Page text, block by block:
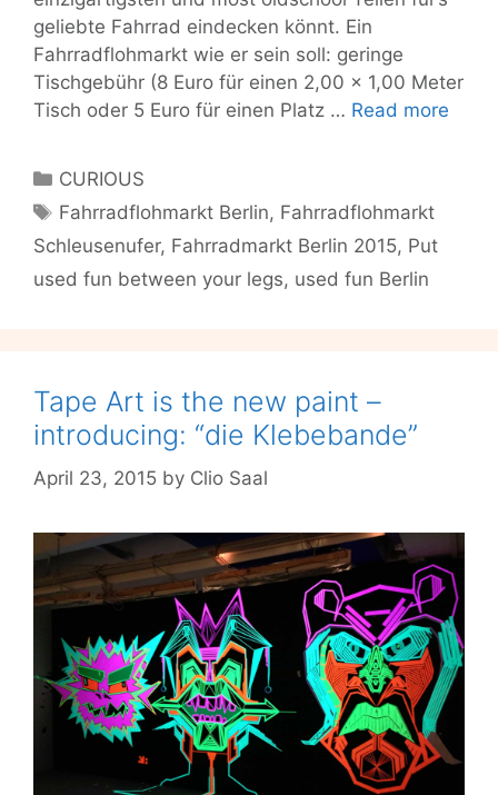
geliebte Fahrrad eindecken könnt. Ein
Fahrradflohmarkt wie er sein soll: geringe
Tischgebühr (8 Euro für einen 2,00 x 1,00 Meter
Tisch oder 5 Euro für einen Platz … Read more
Categories
CURIOUS
Tags
Fahrradflohmarkt Berlin, Fahrradflohmarkt
Schleusenufer, Fahrradmarkt Berlin 2015, Put
used fun between your legs, used fun Berlin
Tape Art is the new paint –
introducing: “die Klebebande”
April 23, 2015 by Clio Saal